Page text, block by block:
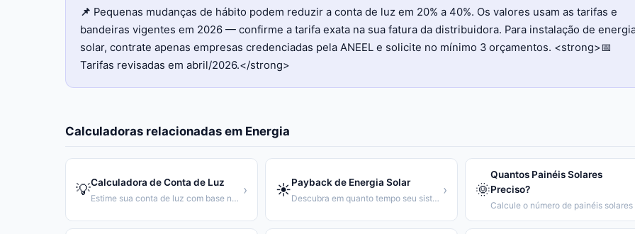
📌 Pequenas mudanças de hábito podem reduzir a conta de luz em 20% a 40%. Os valores usam as tarifas e
bandeiras vigentes em 2026 — confirme a tarifa exata na sua fatura da distribuidora. Para instalação de
solar, contrate apenas empresas credenciadas pela ANEEL e solicite no mínimo 3 orçamentos. <strong>📅
Tarifas revisadas em abril/2026.</strong>
Calculadoras relacionadas em Energia
💡Calculadora de Conta de Luz
Estime sua conta de luz com base no consumo em kWh
› ☀️Payback de Energia Solar
Descubra em quanto tempo seu sistema solar se paga
› 🌞
Quantos Painéis Solares
Preciso?